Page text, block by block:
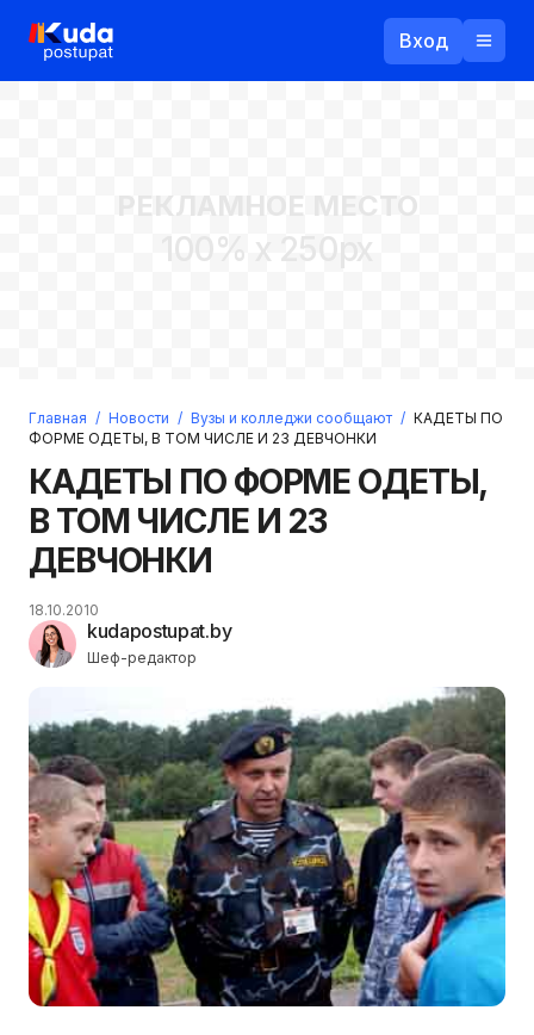
Вход
Войти
Регистрация
Прислать пароль
РЕКЛАМНОЕ МЕСТО
100% x 250px
Главная / Новости / Вузы и колледжи сообщают / КАДЕТЫ ПО
ФОРМЕ ОДЕТЫ, В ТОМ ЧИСЛЕ И 23 ДЕВЧОНКИ
КАДЕТЫ ПО ФОРМЕ ОДЕТЫ,
В ТОМ ЧИСЛЕ И 23
ДЕВЧОНКИ
kudapostupat.by
Шеф-редактор
18.10.2010